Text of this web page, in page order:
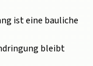
ist eine bauliche
bleibt